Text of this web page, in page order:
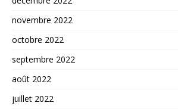
novembre 2022
octobre 2022
septembre 2022
août 2022
juillet 2022